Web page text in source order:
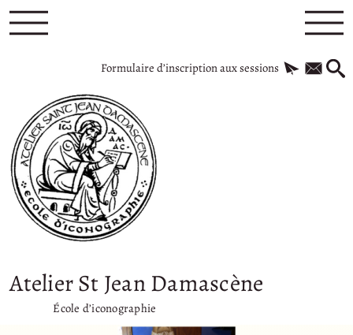
Formulaire d’inscription aux sessions
Atelier St Jean Damascène
École d’iconographie